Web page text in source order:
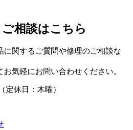
相談はこちら
に関するご質問や修理のご相談な
気軽にお問い合わせください。
定休日： 木曜）